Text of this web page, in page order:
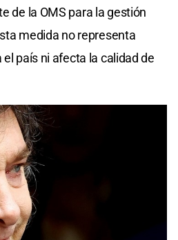
de la OMS para la gestión
medida no representa
país ni afecta la calidad de